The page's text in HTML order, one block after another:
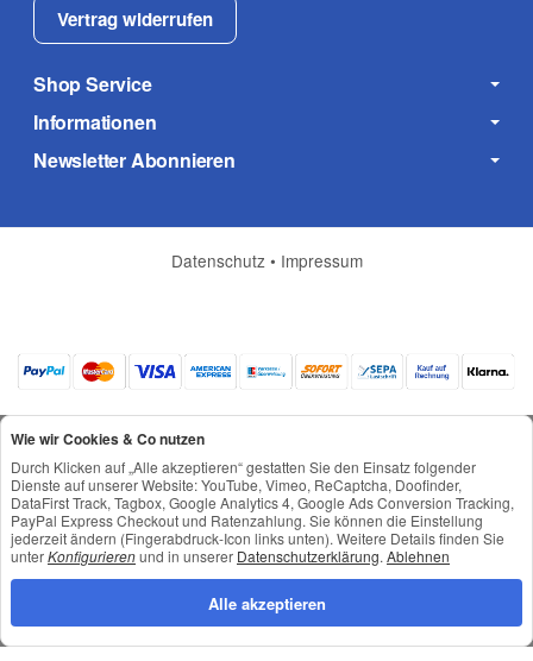
Vertrag widerrufen
Shop Service
Informationen
Newsletter Abonnieren
Datenschutz • Impressum
*Alle Preise inkl. gesetzlicher USt., zzgl.Versand
© © Toneroffice.de
Powered byJTL-Shop
Konzeption und Umsetzung durchwebimpact GmbH
Wie wir Cookies & Co nutzen
Durch Klicken auf „Alle akzeptieren“ gestatten Sie den Einsatz folgender
Dienste auf unserer Website: YouTube, Vimeo, ReCaptcha, Doofinder,
DataFirst Track, Tagbox, Google Analytics 4, Google Ads Conversion Tracking,
PayPal Express Checkout und Ratenzahlung. Sie können die Einstellung
jederzeit ändern (Fingerabdruck-Icon links unten). Weitere Details finden Sie
unterKonfigurierenund in unserer Datenschutzerklärung. Ablehnen
Alle akzeptieren